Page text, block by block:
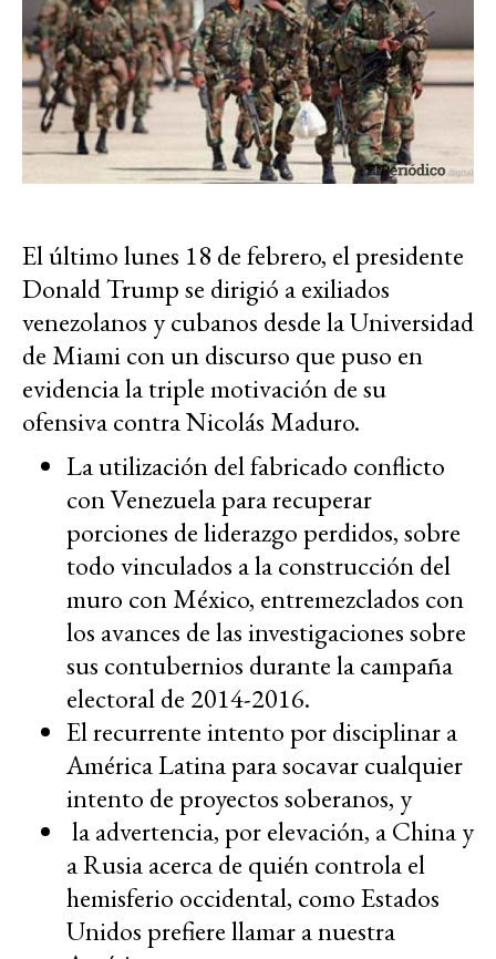
El último lunes 18 de febrero, el presidente
Donald Trump se dirigió a exiliados
venezolanos y cubanos desde la Universidad
de Miami con un discurso que puso en
evidencia la triple motivación de su
ofensiva contra Nicolás Maduro.
La utilización del fabricado conflicto
con Venezuela para recuperar
porciones de liderazgo perdidos, sobre
todo vinculados a la construcción del
muro con México, entremezclados con
los avances de las investigaciones sobre
sus contubernios durante la campaña
electoral de 2014-2016.
El recurrente intento por disciplinar a
América Latina para socavar cualquier
intento de proyectos soberanos, y
la advertencia, por elevación, a China y
a Rusia acerca de quién controla el
hemisferio occidental, como Estados
Unidos prefiere llamar a nuestra